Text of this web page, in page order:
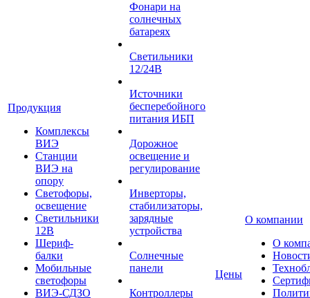
Продукция
Комплексы
ВИЭ
Станции
ВИЭ на
опору
Светофоры,
освещение
Светильники
12В
Шериф-
балки
Мобильные
светофоры
ВИЭ-СДЗО
Фонари на
солнечных
батареях
Светильники
12/24В
Источники
бесперебойного
питания ИБП
Дорожное
освещение и
регулирование
Инверторы,
стабилизаторы,
зарядные
устройства
Солнечные
панели
Контроллеры
Цены
О компании
О